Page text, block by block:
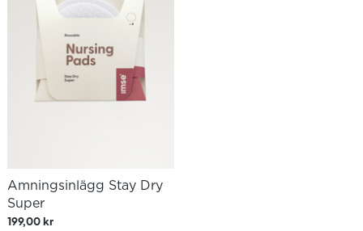
Amningsinlägg Stay Dry
Super
199,00 kr